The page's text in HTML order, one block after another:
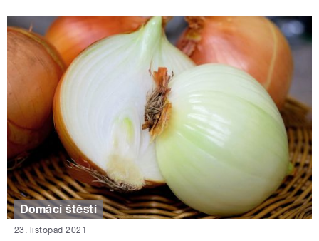
Domácí štěstí
23. listopad 2021